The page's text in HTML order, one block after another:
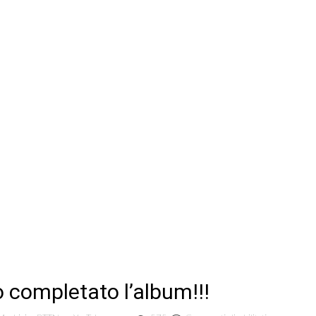
completato l’album!!!